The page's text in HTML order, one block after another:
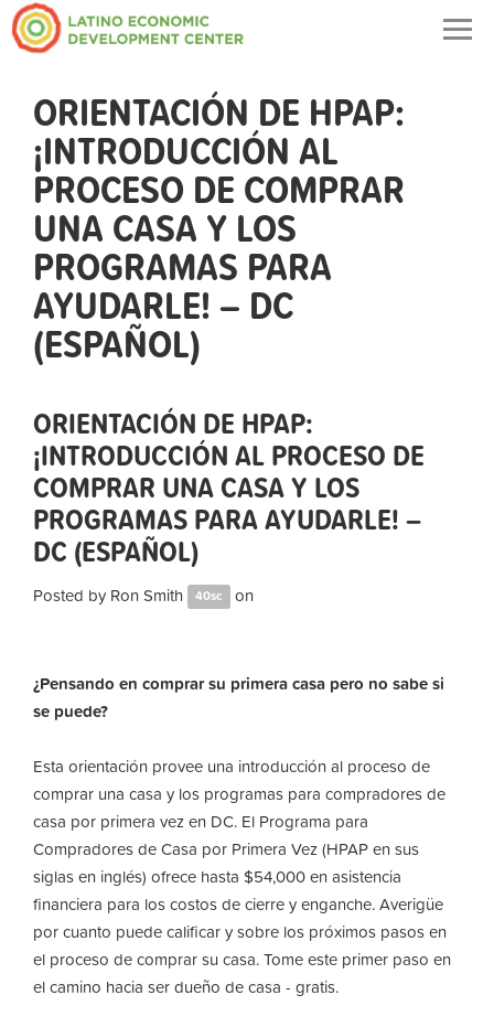
ORIENTACIÓN DE HPAP:
¡INTRODUCCIÓN AL
PROCESO DE COMPRAR
UNA CASA Y LOS
PROGRAMAS PARA
AYUDARLE! – DC
(ESPAÑOL)
ORIENTACIÓN DE HPAP:
¡INTRODUCCIÓN AL PROCESO DE
COMPRAR UNA CASA Y LOS
PROGRAMAS PARA AYUDARLE! –
DC (ESPAÑOL)
Posted by Ron Smith 40sc on
¿Pensando en comprar su primera casa pero no sabe si
se puede?
Esta orientación provee una introducción al proceso de
comprar una casa y los programas para compradores de
casa por primera vez en DC. El Programa para
Compradores de Casa por Primera Vez (HPAP en sus
siglas en inglés) ofrece hasta $54,000 en asistencia
financiera para los costos de cierre y enganche. Averigüe
por cuanto puede calificar y sobre los próximos pasos en
el proceso de comprar su casa. Tome este primer paso en
el camino hacia ser dueño de casa - gratis.